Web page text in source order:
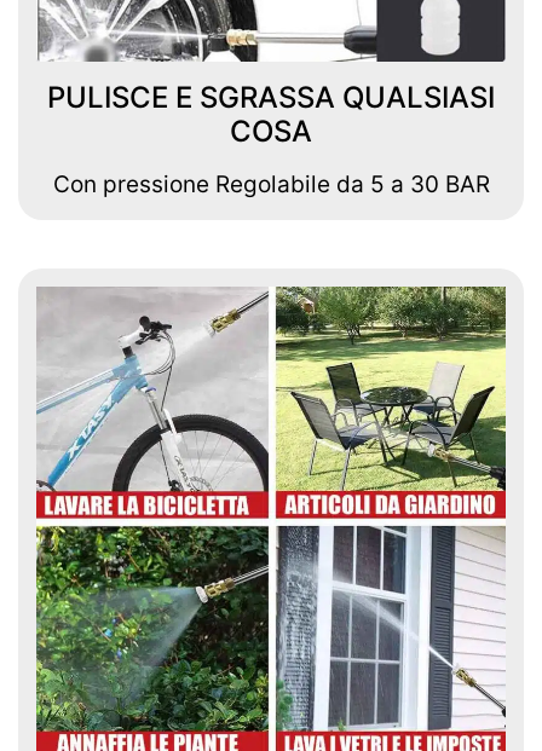
PULISCE E SGRASSA QUALSIASI
COSA
Con pressione Regolabile da 5 a 30 BAR